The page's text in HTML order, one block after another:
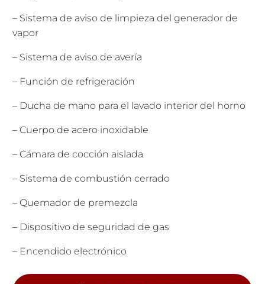
– Sistema de aviso de limpieza del generador de
vapor
– Sistema de aviso de avería
– Función de refrigeración
– Ducha de mano para el lavado interior del horno
– Cuerpo de acero inoxidable
– Cámara de cocción aislada
– Sistema de combustión cerrado
– Quemador de premezcla
– Dispositivo de seguridad de gas
– Encendido electrónico